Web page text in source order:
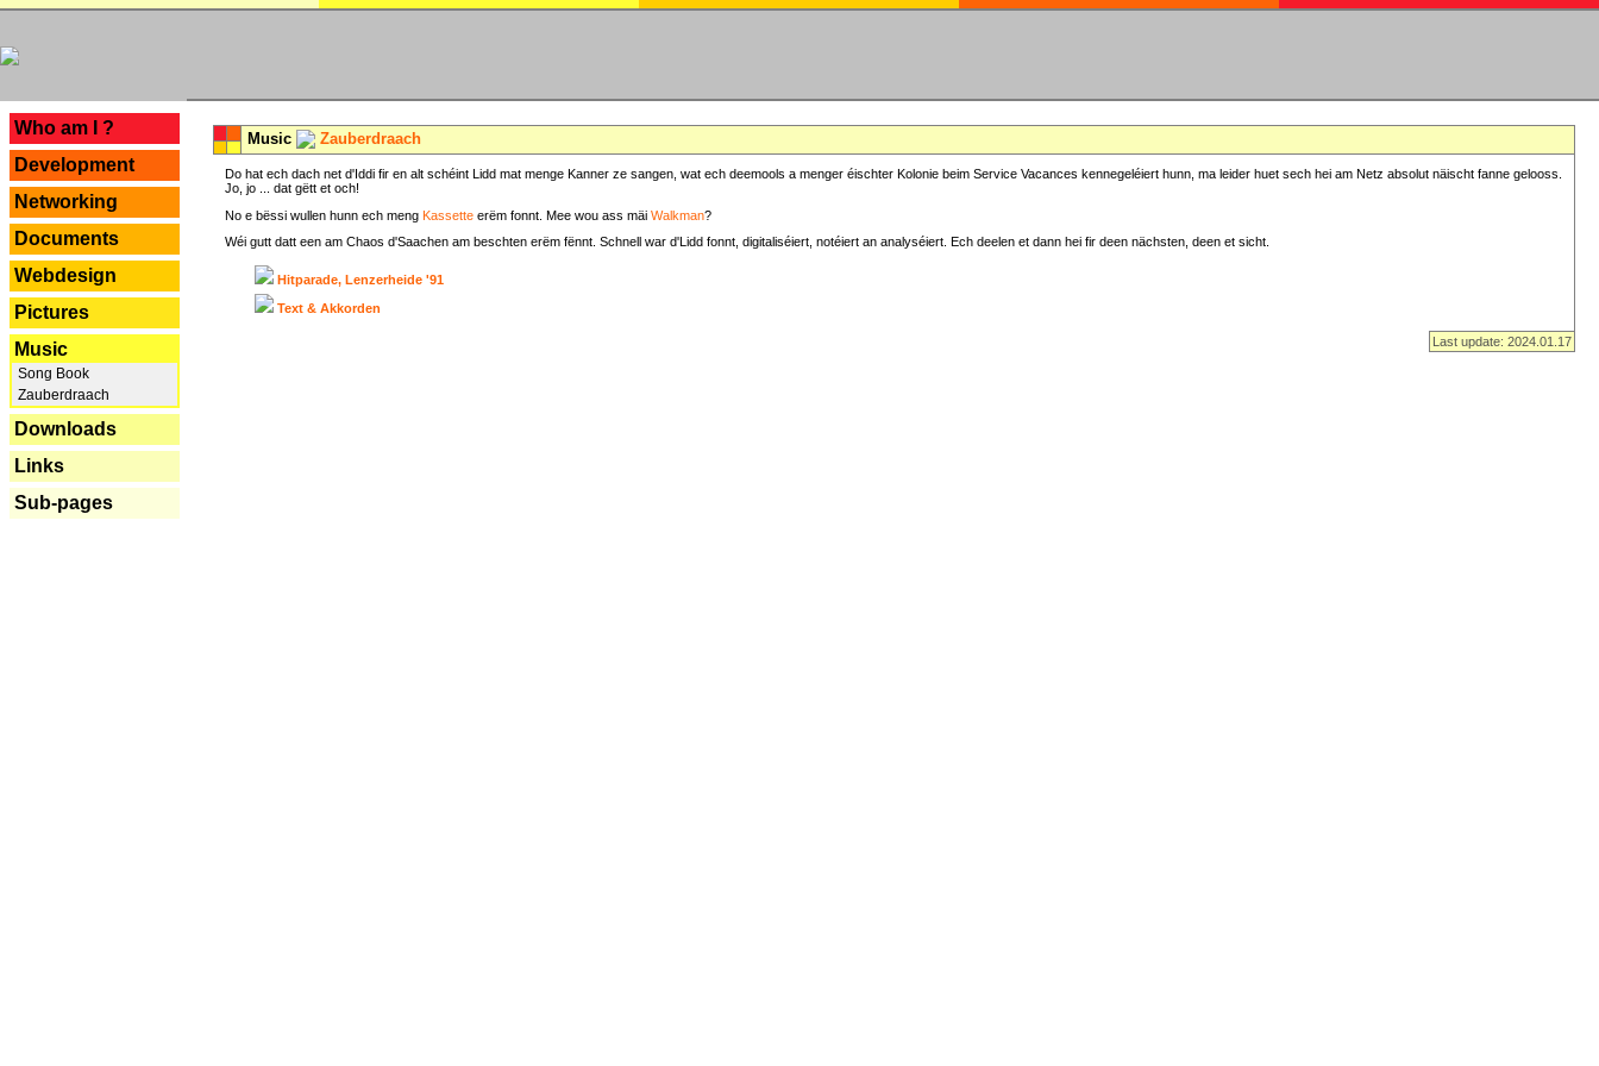
Who am I ?
Development
Networking
Documents
Webdesign
Pictures
Music
Song Book
Zauberdraach
Downloads
Links
Sub-pages
Music Zauberdraach
Do hat ech dach net d'Iddi fir en alt schéint Lidd mat menge Kanner ze sangen, wat ech deemools a menger éischter Kolonie beim Service Vacances kennegeléiert hunn, ma leider huet sech hei am Netz absolut näischt fanne gelooss.
Jo, jo ... dat gëtt et och!
No e bëssi wullen hunn ech meng Kassette erëm fonnt. Mee wou ass mäi Walkman?
Wéi gutt datt een am Chaos d'Saachen am beschten erëm fënnt. Schnell war d'Lidd fonnt, digitaliséiert, notéiert an analyséiert. Ech deelen et dann hei fir deen nächsten, deen et sicht.
Hitparade, Lenzerheide '91
Text & Akkorden
Last update: 2024.01.17